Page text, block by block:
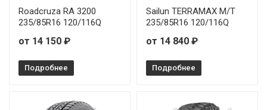
Roadcruza RA 3200
235/85R16 120/116Q
от 14 150 ₽
Подробнее
Sailun TERRAMAX M/T
235/85R16 120/116Q
от 14 840 ₽
Подробнее